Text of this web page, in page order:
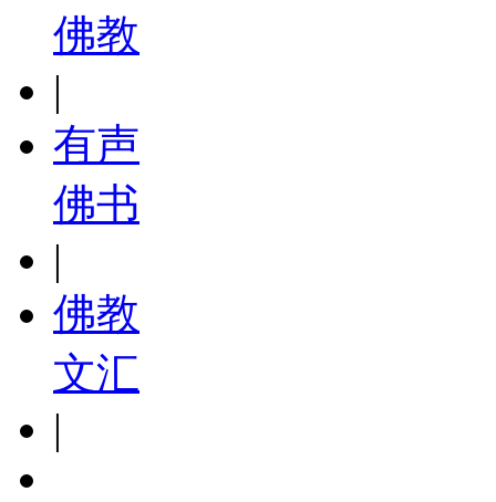
佛教
|
有声
佛书
|
佛教
文汇
|